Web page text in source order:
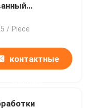
/ Piece
контактные